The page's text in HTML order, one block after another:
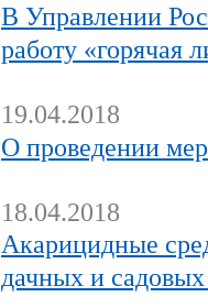
В Управлении
работу «горячая
19.04.2018
О проведении
18.04.2018
Акарицидные
дачных и садовых